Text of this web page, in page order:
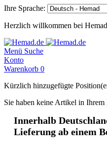
Ihre Sprache:
Herzlich willkommen bei
Menü Suche
Konto
Warenkorb 0
Kürzlich hinzugefügte
Sie haben keine Artikel in Ihrem
Innerhalb
Lieferung ab einem